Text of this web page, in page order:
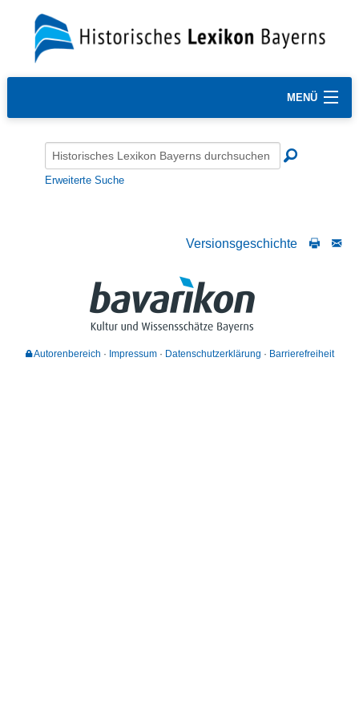
MENÜ
Erweiterte Suche
Versionsgeschichte
Autorenbereich Impressum Datenschutzerklärung Barrierefreiheit